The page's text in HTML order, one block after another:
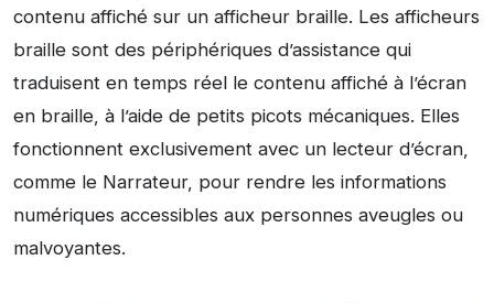
contenu affiché sur un afficheur braille. Les afficheurs
braille sont des périphériques d’assistance qui
traduisent en temps réel le contenu affiché à l’écran
en braille, à l’aide de petits picots mécaniques. Elles
fonctionnent exclusivement avec un lecteur d’écran,
comme le Narrateur, pour rendre les informations
numériques accessibles aux personnes aveugles ou
malvoyantes.